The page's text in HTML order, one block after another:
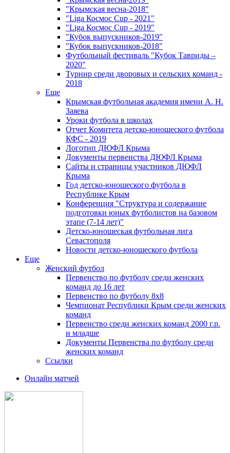
"Крымская весна-2018"
"Liga Космос Cup - 2021"
"Liga Космос Cup - 2019"
"Кубок выпускников-2019"
"Кубок выпускников-2018"
Футбольный фестиваль "Кубок Тавриды –
2020"
Турнир среди дворовых и сельских команд -
2018
Еще
Крымская футбольная академия имени А. Н.
Заяева
Уроки футбола в школах
Отчет Комитета детско-юношеского футбола
КФС - 2019
Логотип ДЮФЛ Крыма
Документы первенства ДЮФЛ Крыма
Сайты и страницы участников ДЮФЛ
Крыма
Год детско-юношеского футбола в
Республике Крым
Конференция "Структура и содержание
подготовки юных футболистов на базовом
этапе (7-14 лет)"
Детско-юношеская футбольная лига
Севастополя
Новости детско-юношеского футбола
Еще
Женский футбол
Первенство по футболу среди женских
команд до 16 лет
Первенство по футболу 8х8
Чемпионат Республики Крым среди женских
команд
Первенство среди женских команд 2000 г.р.
и младше
Документы Первенства по футболу среди
женских команд
Ссылки
Онлайн матчей